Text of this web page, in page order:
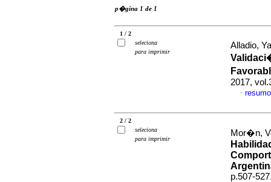
p�gina 1 de 1
1 / 2
seleciona
para imprimir
Alladio,
2017,
·
2 / 2
seleciona
para imprimir
Mor�n,
p.507-